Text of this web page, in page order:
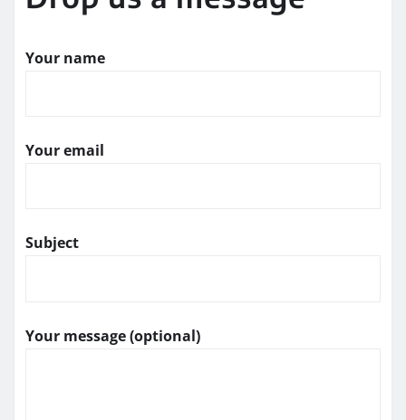
Your name
Your email
Subject
Your message (optional)